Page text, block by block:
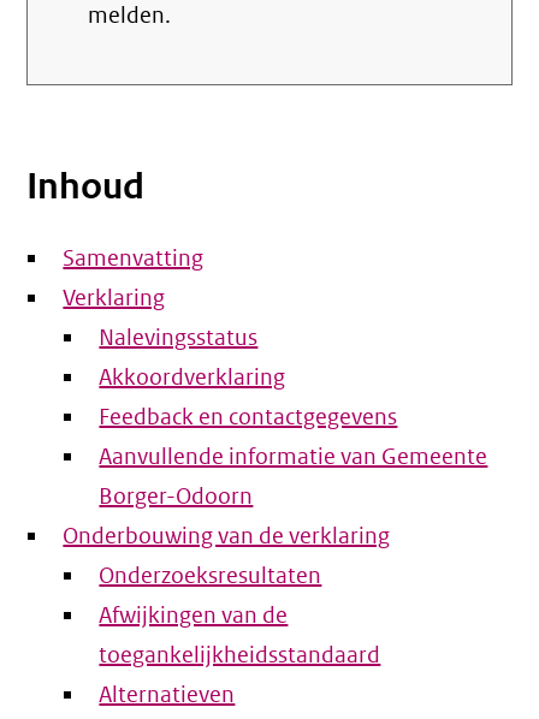
melden.
Inhoud
Samenvatting
Verklaring
Nalevingsstatus
Akkoordverklaring
Feedback en contactgegevens
Aanvullende informatie van Gemeente
Borger-Odoorn
Onderbouwing van de verklaring
Onderzoeksresultaten
Afwijkingen van de
toegankelijkheidsstandaard
Alternatieven